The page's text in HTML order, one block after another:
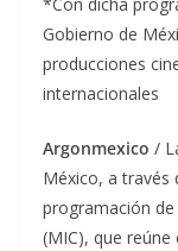
*Con dicha
Gobierno de
producciones
internacionales
Argonmexico /
México, a través
programación
(MIC), que